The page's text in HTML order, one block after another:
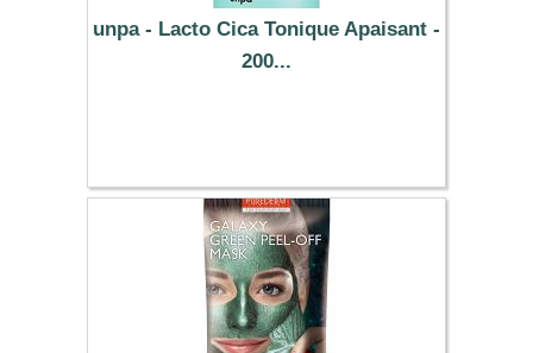
unpa - Lacto Cica Tonique Apaisant -
200...